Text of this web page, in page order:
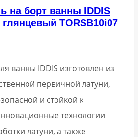
на борт ванны IDDIS
TORSB10i07
ванны IDDIS изготовлен из
первичной латуни,
и стойкой к
технологии
латуни, а также